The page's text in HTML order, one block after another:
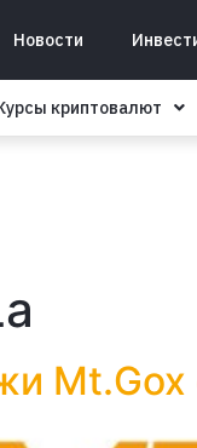
Новости
криптовалют
Mt.Gox